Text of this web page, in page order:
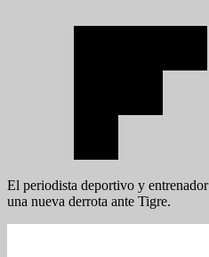
El periodista deportivo y
una nueva derrota ante Tigre.